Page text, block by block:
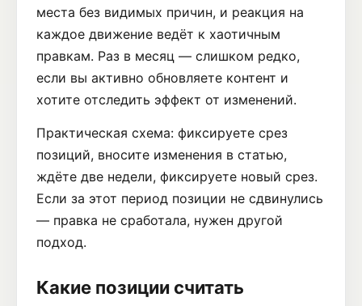
места без видимых причин, и реакция на
каждое движение ведёт к хаотичным
правкам. Раз в месяц — слишком редко,
если вы активно обновляете контент и
хотите отследить эффект от изменений.
Практическая схема: фиксируете срез
позиций, вносите изменения в статью,
ждёте две недели, фиксируете новый срез.
Если за этот период позиции не сдвинулись
— правка не сработала, нужен другой
подход.
Какие позиции считать